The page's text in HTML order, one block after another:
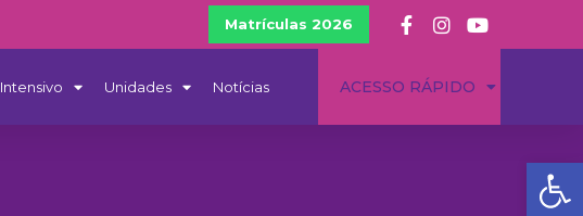
Matrículas 2026
Intensivo Unidades Notícias ACESSO RÁPIDO